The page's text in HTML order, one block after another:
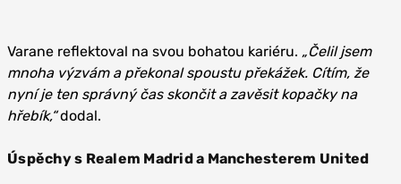
Varane reflektoval na svou bohatou kariéru. „Čelil jsem
mnoha výzvám a překonal spoustu překážek. Cítím, že
nyní je ten správný čas skončit a zavěsit kopačky na
hřebík,“dodal.
Úspěchy s Realem Madrid a Manchesterem United